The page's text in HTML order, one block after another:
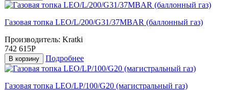
Газовая топка LEO/L/200/G31/37MBAR (баллонный газ)
Производитель: Kratki
742 615Р
В корзину Подробнее
Газовая топка LEO/LP/100/G20 (магистральный газ)